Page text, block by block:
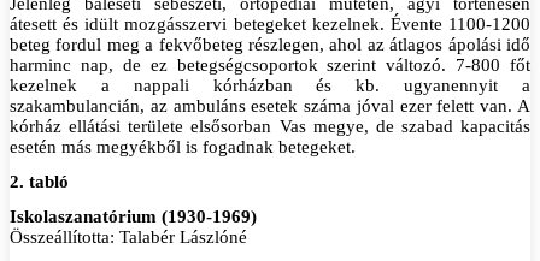
átesett és idült mozgásszervi betegeket kezelnek. Évente 1100-1200
beteg fordul meg a fekvőbeteg részlegen, ahol az átlagos ápolási idő
harminc nap, de ez betegségcsoportok szerint változó. 7-800 főt
kezelnek a nappali kórházban és kb. ugyanennyit a
szakambulancián, az ambuláns esetek száma jóval ezer felett van. A
kórház ellátási területe elsősorban Vas megye, de szabad kapacitás
esetén más megyékből is fogadnak betegeket.
2. tabló
Iskolaszanatórium (1930-1969)
Összeállította: Talabér Lászlóné